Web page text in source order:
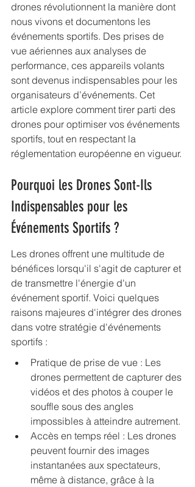
drones révolutionnent la manière dont
nous vivons et documentons les
événements sportifs. Des prises de
vue aériennes aux analyses de
performance, ces appareils volants
sont devenus indispensables pour les
organisateurs d’événements. Cet
article explore comment tirer parti des
drones pour optimiser vos événements
sportifs, tout en respectant la
réglementation européenne en vigueur.
Pourquoi les Drones Sont-Ils
Indispensables pour les
Événements Sportifs ?
Les drones offrent une multitude de
bénéfices lorsqu'il s'agit de capturer et
de transmettre l'énergie d'un
événement sportif. Voici quelques
raisons majeures d'intégrer des drones
dans votre stratégie d'événements
sportifs :
Pratique de prise de vue : Les
drones permettent de capturer des
vidéos et des photos à couper le
souffle sous des angles
impossibles à atteindre autrement.
Accès en temps réel : Les drones
peuvent fournir des images
instantanées aux spectateurs,
même à distance, grâce à la